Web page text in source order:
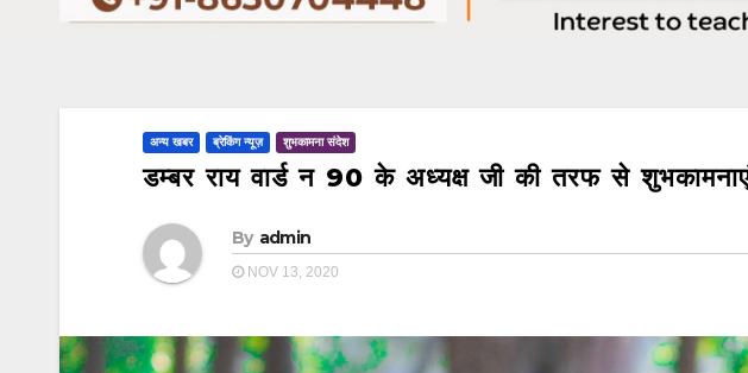
अन्य खबर ब्रेकिंग न्यूज़ शुभकामना संदेश
डम्बर राय वार्ड न 90 के अध्यक्ष जी की तरफ से
By admin
NOV 13, 2020